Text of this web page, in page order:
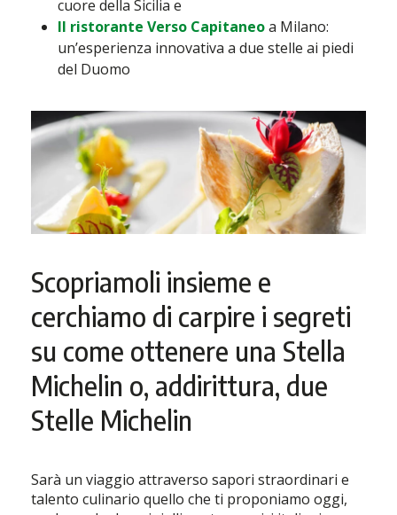
cuore della Sicilia e
Il ristorante Verso Capitaneoa Milano:
un’esperienza innovativa a due stelle ai piedi
del Duomo
Scopriamoli insieme e
cerchiamo di carpire i segreti
su come ottenere una Stella
Michelin o, addirittura, due
Stelle Michelin
Sarà un viaggio attraverso sapori straordinari e
talento culinario quello che ti proponiamo oggi,